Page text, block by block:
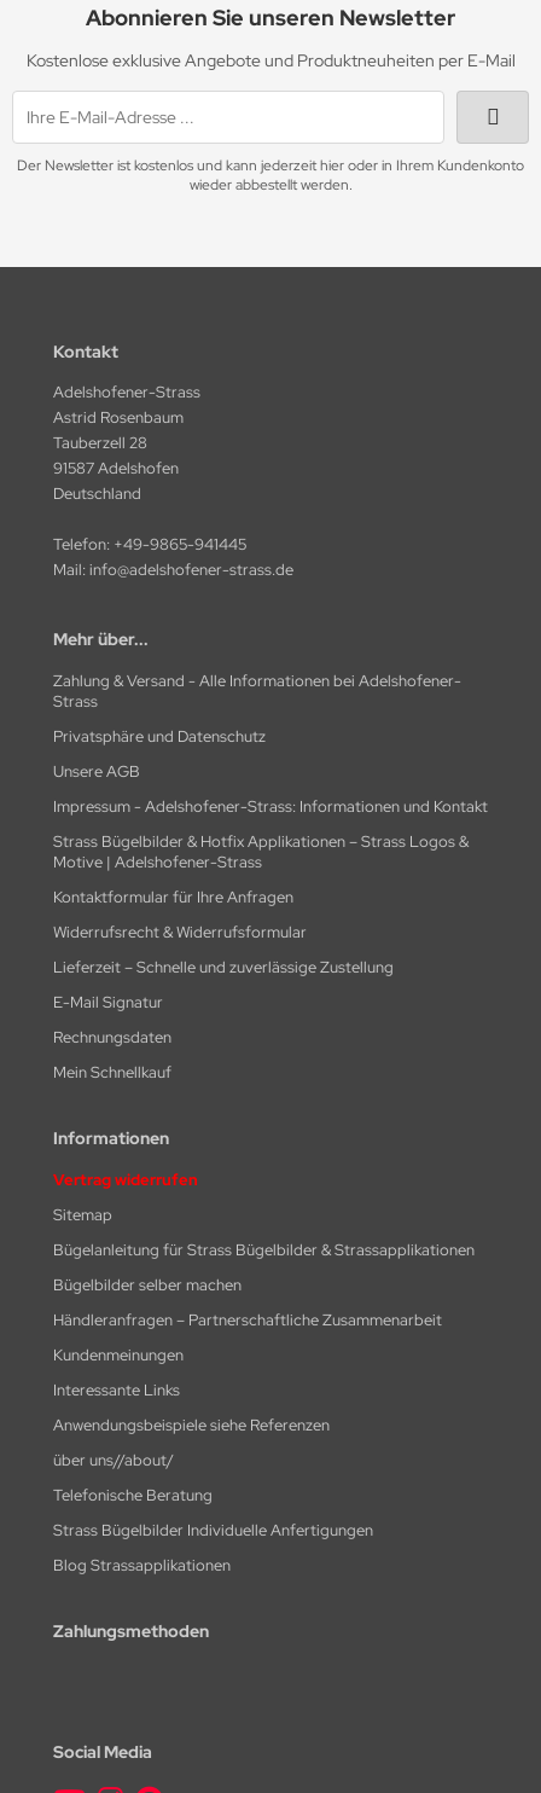
Abonnieren Sie unseren Newsletter
Kostenlose exklusive Angebote und Produktneuheiten per E-Mail
Der Newsletter ist kostenlos und kann jederzeit hier oder in Ihrem Kundenkonto
wieder abbestellt werden.
Kontakt
Adelshofener-Strass
Astrid Rosenbaum
Tauberzell 28
91587 Adelshofen
Deutschland
Telefon: +49-9865-941445
Mail: info@adelshofener-strass.de
Mehr über...
Zahlung & Versand - Alle Informationen bei Adelshofener-
Strass
Privatsphäre und Datenschutz
Unsere AGB
Impressum - Adelshofener-Strass: Informationen und Kontakt
Strass Bügelbilder & Hotfix Applikationen – Strass Logos &
Motive | Adelshofener-Strass
Kontaktformular für Ihre Anfragen
Widerrufsrecht & Widerrufsformular
Lieferzeit – Schnelle und zuverlässige Zustellung
E-Mail Signatur
Rechnungsdaten
Mein Schnellkauf
Informationen
Vertrag widerrufen
Sitemap
Bügelanleitung für Strass Bügelbilder & Strassapplikationen
Bügelbilder selber machen
Händleranfragen – Partnerschaftliche Zusammenarbeit
Kundenmeinungen
Interessante Links
Anwendungsbeispiele siehe Referenzen
über uns//about/
Telefonische Beratung
Strass Bügelbilder Individuelle Anfertigungen
Blog Strassapplikationen
Zahlungsmethoden
Social Media